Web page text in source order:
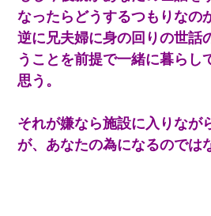
なったらどうするつもりなの
逆に兄夫婦に身の回りの世話
うことを前提で一緒に暮らし
思う。
それが嫌なら施設に入りなが
が、あなたの為になるのでは